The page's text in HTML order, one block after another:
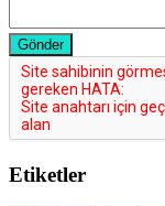
Gönder
Etiketler